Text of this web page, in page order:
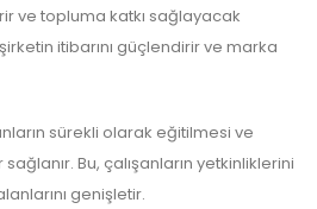
ve topluma katkı sağlayacak
itibarını güçlendirir ve marka
sürekli olarak eğitilmesi ve
Bu, çalışanların yetkinliklerini
genişletir.